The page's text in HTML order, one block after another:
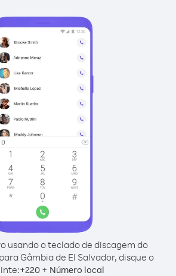
usando o teclado de discagem do
Gâmbia de El Salvador, disque o
+220 + Número local